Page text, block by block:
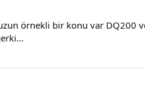
örnekli bir konu var DQ200